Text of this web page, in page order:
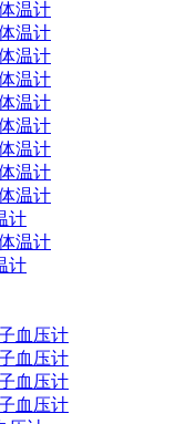
温计
温计
温计
温计
温计
温计
温计
温计
温计
计
温计
计
血压计
血压计
血压计
血压计